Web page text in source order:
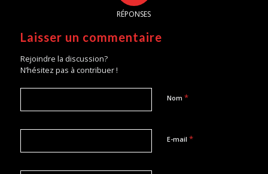
RÉPONSES
Laisser un commentaire
Rejoindre la discussion?
N’hésitez pas à contribuer !
Nom *
E-mail *